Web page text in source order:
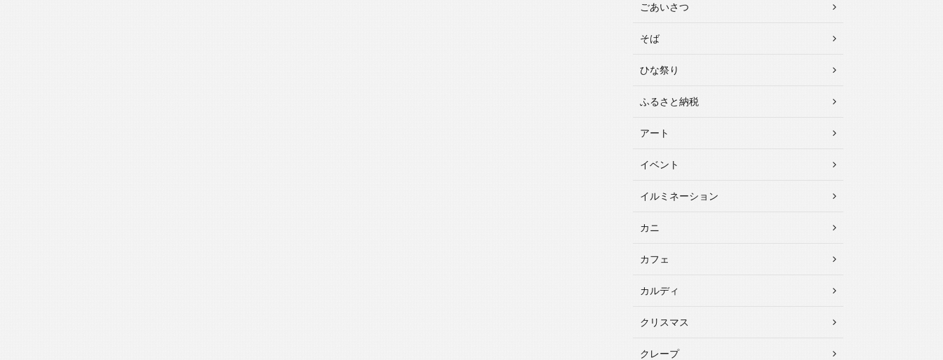
ごあいさつ
そば
ひな祭り
ふるさと納税
アート
イベント
イルミネーション
カニ
カフェ
カルディ
クリスマス
クレープ